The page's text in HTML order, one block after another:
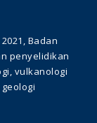
Badan
penyelidikan
vulkanologi